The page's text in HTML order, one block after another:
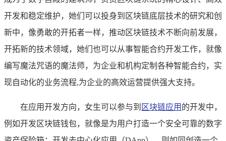
开发和稳定维护，她们可以投身到区块链底层技术的研究和创
新中，像勇敢的开拓者一样，推动区块链技术不断向前发展，
开拓新的技术领域，她们也可以从事智能合约开发工作，就像
编写魔法咒语的魔法师，为企业和机构定制各种智能合约，实
现自动化的业务流程,为企业的高效运营提供强大支持。
在应用开发方向，女生可以参与到 区块链应用 的开发中，
例如开发区块链钱包，就像是为用户打造一个安全可靠的数字